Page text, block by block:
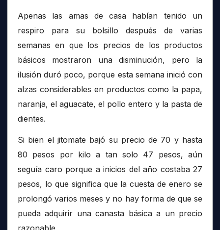
Apenas las amas de casa habían tenido un
respiro para su bolsillo después de varias
semanas en que los precios de los productos
básicos mostraron una disminución, pero la
ilusión duró poco, porque esta semana inició con
alzas considerables en productos como la papa,
naranja, el aguacate, el pollo entero y la pasta de
dientes.
Si bien el jitomate bajó su precio de 70 y hasta
80 pesos por kilo a tan solo 47 pesos, aún
seguía caro porque a inicios del año costaba 27
pesos, lo que significa que la cuesta de enero se
prolongó varios meses y no hay forma de que se
pueda adquirir una canasta básica a un precio